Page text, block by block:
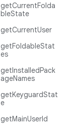
getCurrentFolda
bleState
getCurrentUser
getFoldableStat
es
getInstalledPack
ageNames
getKeyguardStat
e
getMainUserId